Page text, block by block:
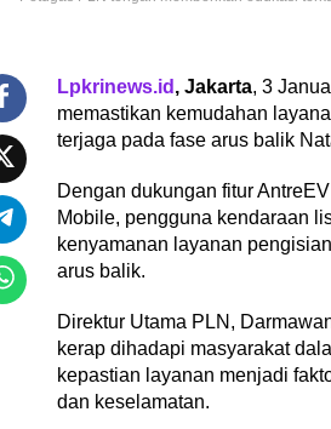
n
d
a
a
a
n
s
t
k
Lpkrinews.id , Jakarta, 3
memastikan kemudahan
terjaga pada fase arus balik
Dengan dukungan fitur
Mobile, pengguna kendaraan
kenyamanan layanan
arus balik.
Direktur Utama PLN,
kerap dihadapi masyarakat
kepastian layanan menjadi
dan keselamatan.